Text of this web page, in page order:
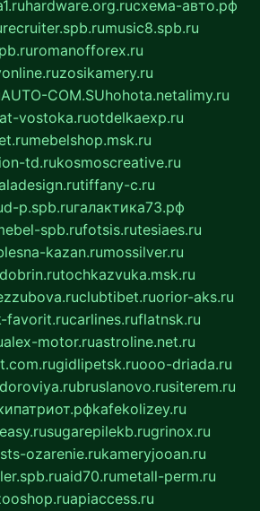
hardware.org.ruсхема-авто.рф
recruiter.spb.rumusic8.spb.ru
romanofforex.ru
zosikamery.ru
AUTO-COM.SUhohota.netalimy.ru
vostoka.ruotdelkaexp.ru
mebelshop.msk.ru
td.rukosmoscreative.ru
tiffany-c.ru
d-p.spb.ruгалактика73.рф
spb.rufotsis.rutesiaes.ru
kazan.rumossilver.ru
tochkazvuka.msk.ru
clubtibet.ruorior-aks.ru
favorit.rucarlines.ruflatnsk.ru
alex-motor.ruastroline.net.ru
gidlipetsk.ruooo-driada.ru
bruslanovo.rusiterem.ru
kafekolizey.ru
sugarepilekb.rugrinox.ru
ozarenie.rukameryjooan.ru
aid70.rumetall-perm.ru
apiaccess.ru